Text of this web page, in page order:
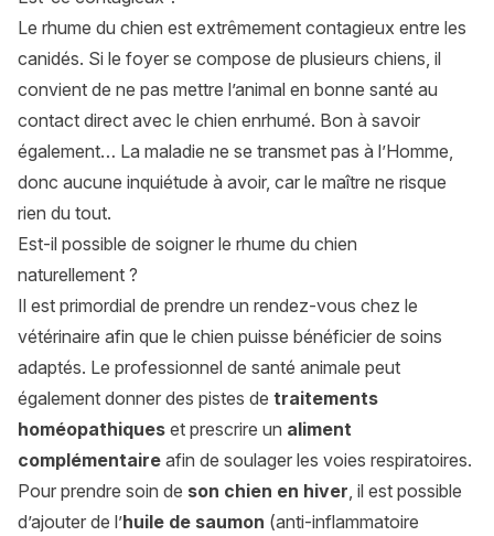
Le rhume du chien est extrêmement contagieux entre les
canidés. Si le foyer se compose de plusieurs chiens, il
convient de ne pas mettre l’animal en bonne santé au
contact direct avec le chien enrhumé. Bon à savoir
également… La maladie ne se transmet pas à l’Homme,
donc aucune inquiétude à avoir, car le maître ne risque
rien du tout.
Est-il possible de soigner le rhume du chien
naturellement ?
Il est primordial de prendre un rendez-vous chez le
vétérinaire afin que le chien puisse bénéficier de soins
adaptés. Le professionnel de santé animale peut
également donner des pistes de traitements
homéopathiques et prescrire un aliment
complémentaire afin de soulager les voies respiratoires.
Pour prendre soin de son chien en hiver, il est possible
d’ajouter de l’huile de saumon (anti-inflammatoire